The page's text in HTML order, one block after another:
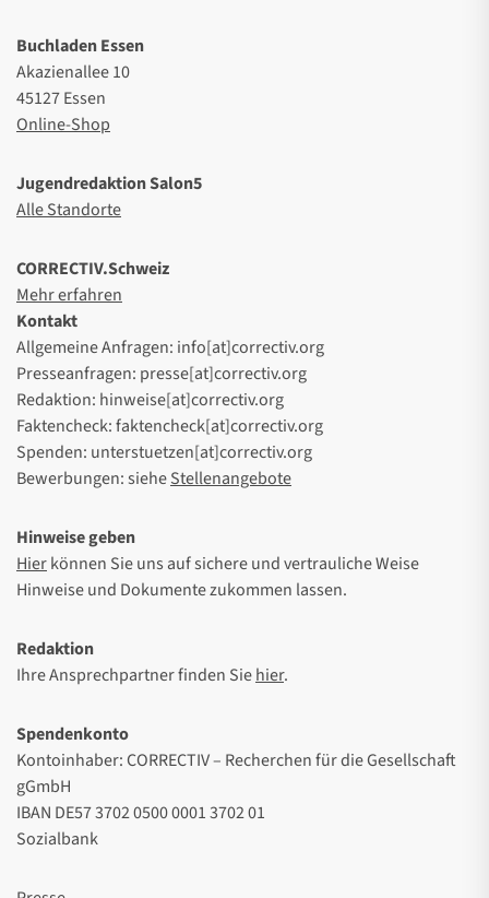
Buchladen Essen
Akazienallee 10
45127 Essen
Online-Shop
Jugendredaktion Salon5
Alle Standorte
CORRECTIV.Schweiz
Mehr erfahren
Kontakt
Allgemeine Anfragen: info[at]correctiv.org
Presseanfragen: presse[at]correctiv.org
Redaktion: hinweise[at]correctiv.org
Faktencheck: faktencheck[at]correctiv.org
Spenden: unterstuetzen[at]correctiv.org
Bewerbungen: sieheStellenangebote
Hinweise geben
Hierkönnen Sie uns auf sichere und vertrauliche Weise
Hinweise und Dokumente zukommen lassen.
Redaktion
Ihre Ansprechpartner finden Siehier.
Spendenkonto
Kontoinhaber: CORRECTIV – Recherchen für die Gesellschaft
gGmbH
IBAN DE57 3702 0500 0001 3702 01
Sozialbank